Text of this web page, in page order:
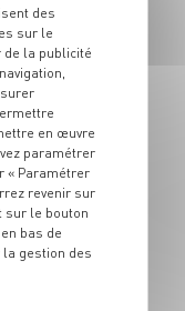
15 min
des
sur le
la publicité
en œuvre
paramétrer
« Paramétrer
revenir sur
sur le bouton
bas de
la gestion des